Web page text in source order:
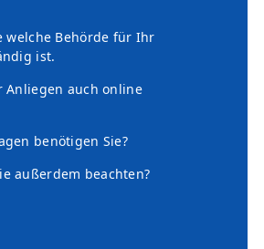
welche Behörde für Ihr
ist.
Anliegen auch online
benötigen Sie?
außerdem beachten?